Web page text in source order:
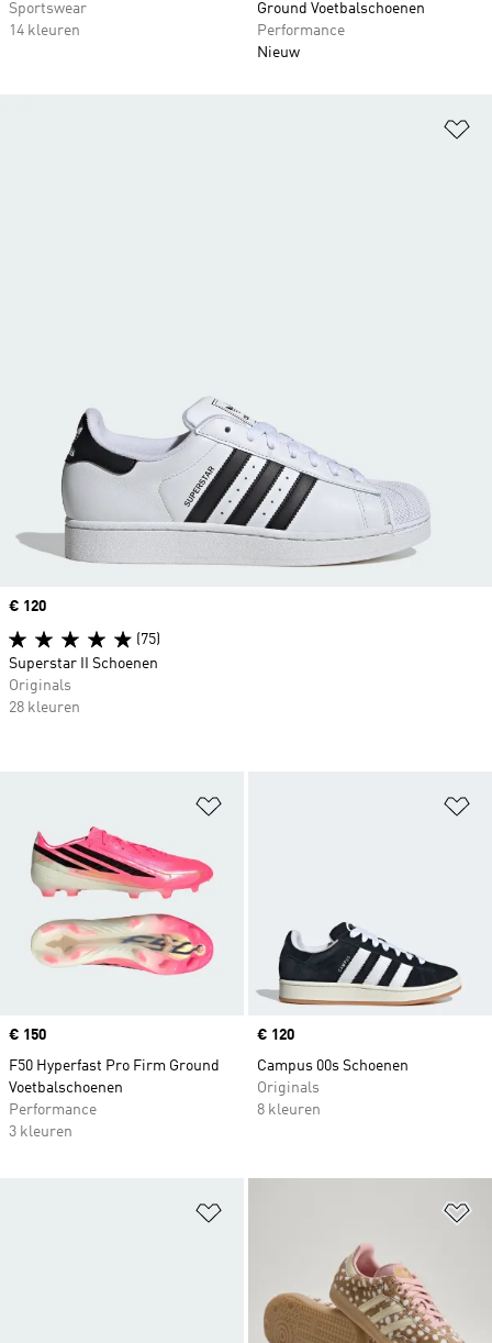
Sportswear
14 kleuren
Ground Voetbalschoenen
Performance
Nieuw
Price
€ 150
F50 Hyperfast Pro Firm Ground
Voetbalschoenen
Performance
3 kleuren
Price
€ 120
Campus 00s Schoenen
Originals
8 kleuren
Price
€ 120
(75)
Superstar II Schoenen
Originals
28 kleuren